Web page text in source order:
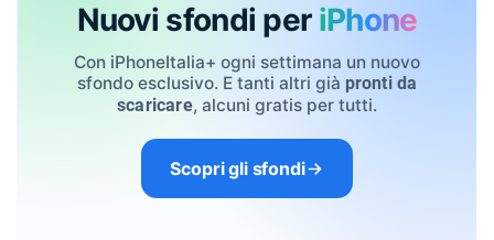
Nuovi sfondi per iPhone
Con iPhoneItalia+ ogni settimana un nuovo
sfondo esclusivo. E tanti altri già pronti da
scaricare, alcuni gratis per tutti.
Scopri gli sfondi